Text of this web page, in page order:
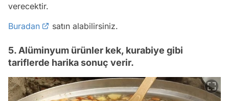
verecektir.
Buradan
satın alabilirsiniz.
5. Alüminyum ürünler kek, kurabiye gibi
tariflerde harika sonuç verir.